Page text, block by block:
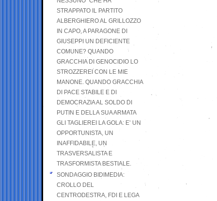
STRAPPATO IL PARTITO
ALBERGHIERO AL GRILLOZZO
IN CAPO, A PARAGONE DI
GIUSEPPI UN DEFICIENTE
COMUNE? QUANDO
GRACCHIA DI GENOCIDIO LO
STROZZEREI CON LE MIE
MANONE. QUANDO GRACCHIA
DI PACE STABILE E DI
DEMOCRAZIA AL SOLDO DI
PUTIN E DELLA SUA ARMATA
GLI TAGLIEREI LA GOLA: E’ UN
OPPORTUNISTA, UN
INAFFIDABILE, UN
TRASVERSALISTA E
TRASFORMISTA BESTIALE.
SONDAGGIO BIDIMEDIA:
CROLLO DEL
CENTRODESTRA, FDI E LEGA